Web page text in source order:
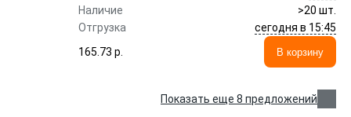
Наличие
>20 шт.
Отгрузка
сегодня в 15:45
165.73 p.
В корзину
Показать еще 8 предложений